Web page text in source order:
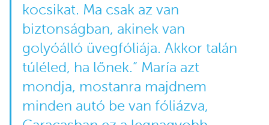
kocsikat. Ma csak az van
biztonságban, akinek van
golyóálló üvegfóliája. Akkor talán
túléled, ha lőnek.” María azt
mondja, mostanra majdnem
minden autó be van fóliázva,